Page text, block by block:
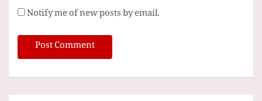
Notify me of new posts by email.